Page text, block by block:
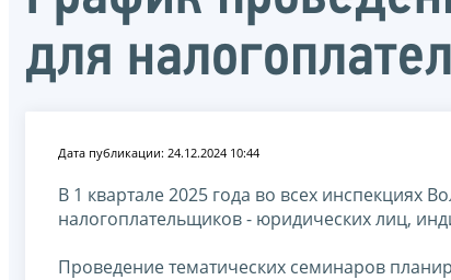
для
Дата публикации: 24.12.2024 10:44
В 1 квартале 2025 года во всех инспекциях
налогоплательщиков - юридических лиц,
Проведение тематических семинаров